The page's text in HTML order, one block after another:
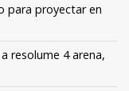
para proyectar en
resolume 4 arena,